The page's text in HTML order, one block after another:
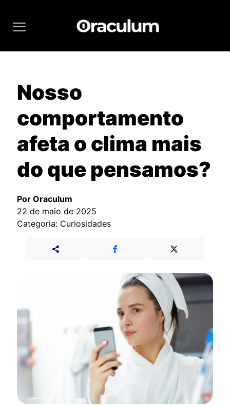
Nosso
comportamento
afeta o clima mais
do que pensamos?
Por Oraculum
22 de maio de 2025
Categoria: Curiosidades